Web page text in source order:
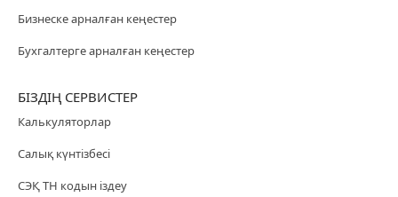
Бизнеске арналған кеңестер
Бухгалтерге арналған кеңестер
БІЗДІҢ СЕРВИСТЕР
Калькуляторлар
Салық күнтізбесі
СЭҚ ТН кодын іздеу